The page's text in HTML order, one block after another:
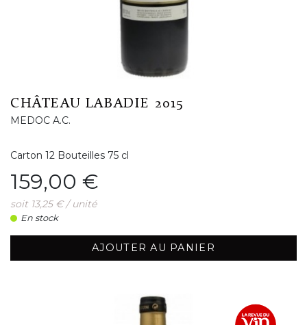
CHÂTEAU LABADIE 2015
MEDOC A.C.
Carton 12 Bouteilles 75 cl
Prix
159,00 €
soit 13,25 € / unité
En stock
AJOUTER AU PANIER